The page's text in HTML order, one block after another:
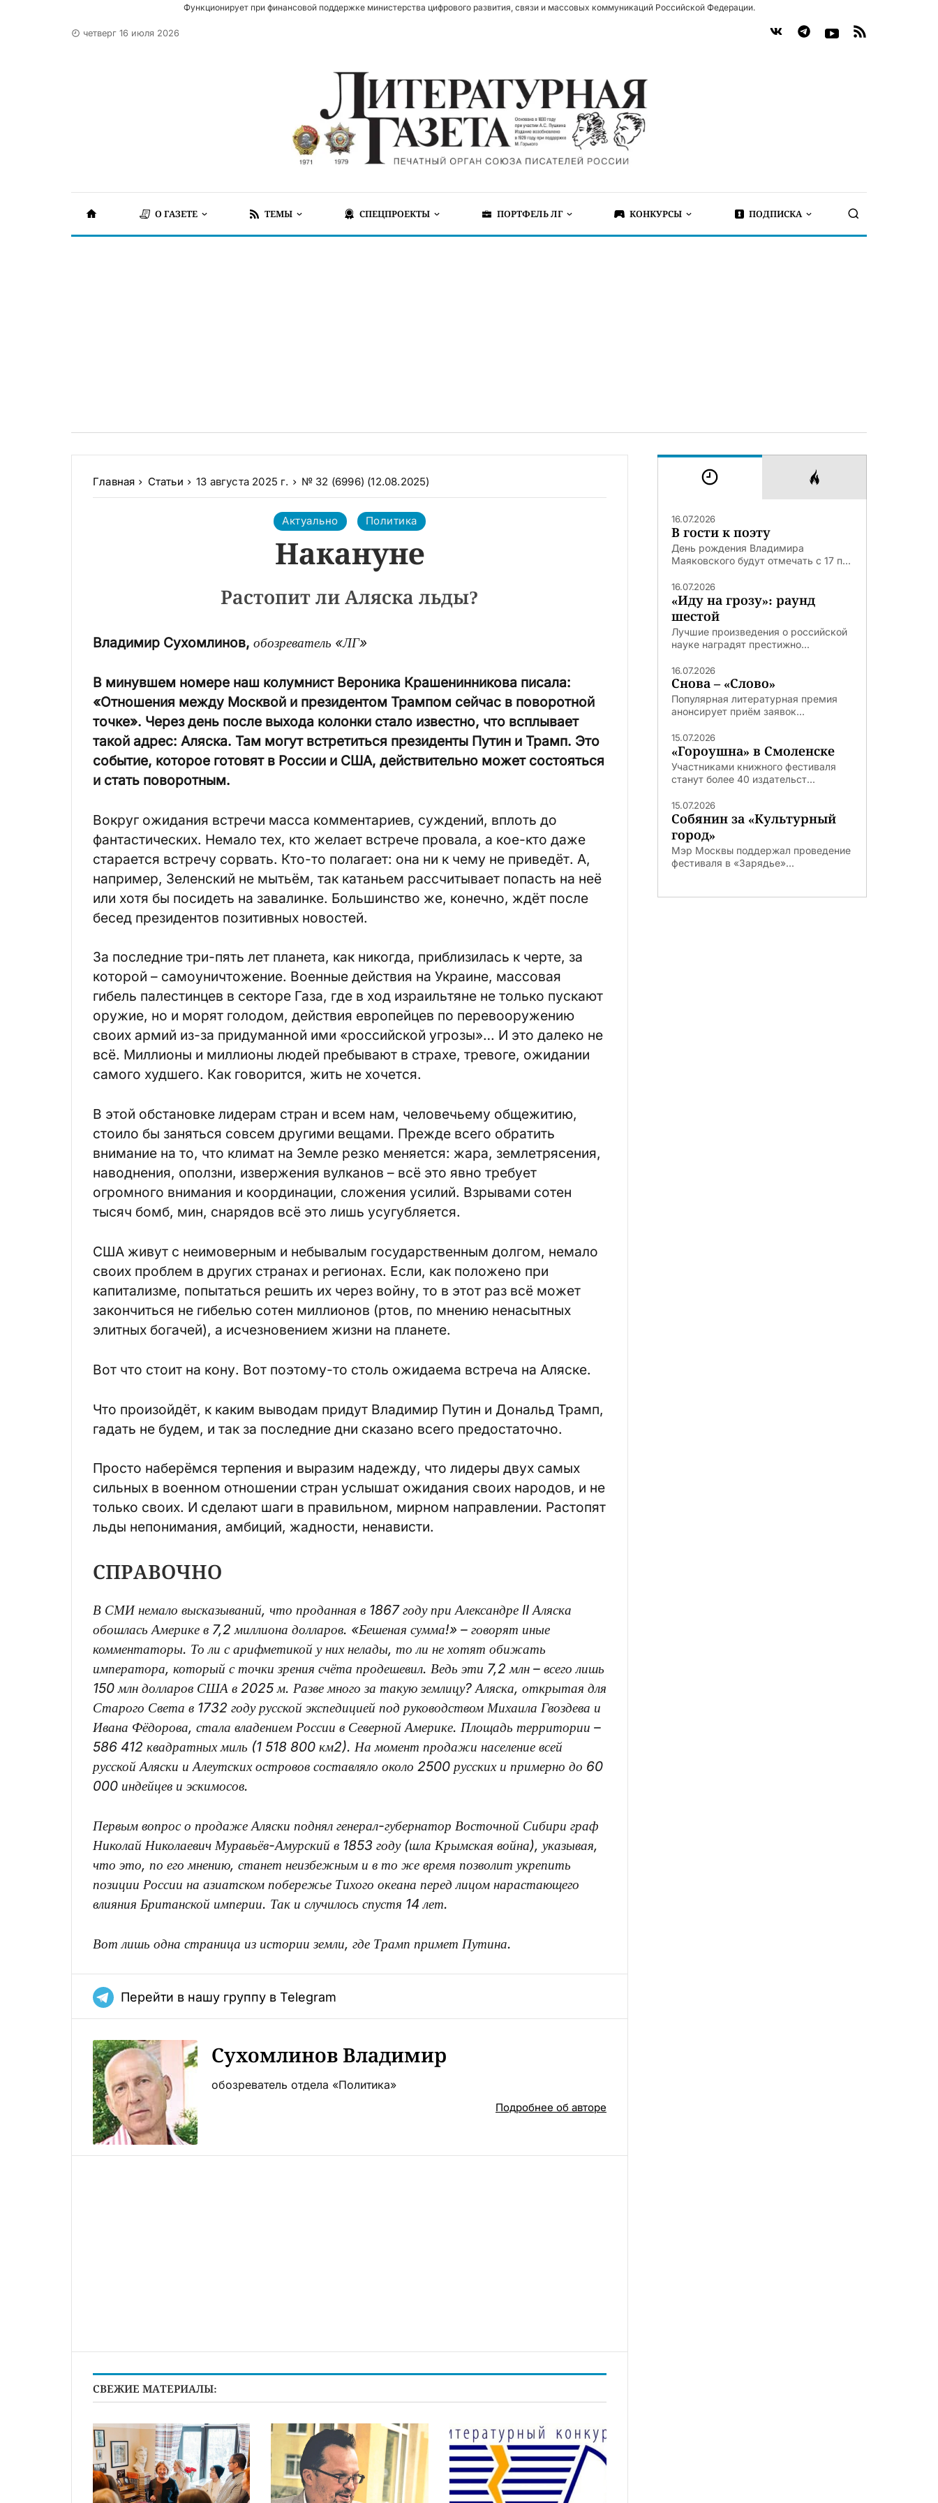
Функционирует при финансовой поддержке министерства цифрового развития, связи и массовых коммуникаций Российской Федерации.
четверг 16 июля 2026
О ГАЗЕТЕ ТЕМЫ СПЕЦПРОЕКТЫ ПОРТФЕЛЬ ЛГ КОНКУРСЫ ПОДПИСКА
Главная Статьи 13 августа 2025 г. № 32 (6996) (12.08.2025)
Актуально Политика
Накануне
Растопит ли Аляска льды?
Владимир Сухомлинов, обозреватель «ЛГ»
В минувшем номере наш колумнист Вероника Крашенинникова писала:
«Отношения между Москвой и президентом Трампом сейчас в поворотной
точке». Через день после выхода колонки стало известно, что всплывает
такой адрес: Аляска. Там могут встретиться президенты Путин и Трамп. Это
событие, которое готовят в России и США, действительно может состояться
и стать поворотным.
Вокруг ожидания встречи масса комментариев, суждений, вплоть до
фантастических. Немало тех, кто желает встрече провала, а кое-кто даже
старается встречу сорвать. Кто-то полагает: она ни к чему не приведёт. А,
например, Зеленский не мытьём, так катаньем рассчитывает попасть на неё
или хотя бы посидеть на завалинке. Большинство же, конечно, ждёт после
бесед президентов позитивных новостей.
За последние три-пять лет планета, как никогда, приблизилась к черте, за
которой – самоуничтожение. Военные действия на Украине, массовая
гибель палестинцев в секторе Газа, где в ход израильтяне не только пускают
оружие, но и морят голодом, действия европейцев по перевооружению
своих армий из-за придуманной ими «российской угрозы»… И это далеко не
всё. Миллионы и миллионы людей пребывают в страхе, тревоге, ожидании
самого худшего. Как говорится, жить не хочется.
В этой обстановке лидерам стран и всем нам, человечьему общежитию,
стоило бы заняться совсем другими вещами. Прежде всего обратить
внимание на то, что климат на Земле резко меняется: жара, землетрясения,
наводнения, оползни, извержения вулканов – всё это явно требует
огромного внимания и координации, сложения усилий. Взрывами сотен
тысяч бомб, мин, снарядов всё это лишь усугубляется.
США живут с неимоверным и небывалым государственным долгом, немало
своих проблем в других странах и регионах. Если, как положено при
капитализме, попытаться решить их через войну, то в этот раз всё может
закончиться не гибелью сотен миллионов (ртов, по мнению ненасытных
элитных богачей), а исчезновением жизни на планете.
Вот что стоит на кону. Вот поэтому-то столь ожидаема встреча на Аляске.
Что произойдёт, к каким выводам придут Владимир Путин и Дональд Трамп,
гадать не будем, и так за последние дни сказано всего предостаточно.
Просто наберёмся терпения и выразим надежду, что лидеры двух самых
сильных в военном отношении стран услышат ожидания своих народов, и не
только своих. И сделают шаги в правильном, мирном направлении. Растопят
льды непонимания, амбиций, жадности, ненависти.
СПРАВОЧНО
В СМИ немало высказываний, что проданная в 1867 году при Александре II Аляска
обошлась Америке в 7,2 миллиона долларов. «Бешеная сумма!» – говорят иные
комментаторы. То ли с арифметикой у них нелады, то ли не хотят обижать
императора, который с точки зрения счёта продешевил. Ведь эти 7,2 млн – всего лишь
150 млн долларов США в 2025 м. Разве много за такую землицу? Аляска, открытая для
Старого Света в 1732 году русской экспедицией под руководством Михаила Гвоздева и
Ивана Фёдорова, стала владением России в Северной Америке. Площадь территории –
586 412 квадратных миль (1 518 800 км2). На момент продажи население всей
русской Аляски и Алеутских островов составляло около 2500 русских и примерно до 60
000 индейцев и эскимосов.
Первым вопрос о продаже Аляски поднял генерал-губернатор Восточной Сибири граф
Николай Николаевич Муравьёв-Амурский в 1853 году (шла Крымская война), указывая,
что это, по его мнению, станет неизбежным и в то же время позволит укрепить
позиции России на азиатском побережье Тихого океана перед лицом нарастающего
влияния Британской империи. Так и случилось спустя 14 лет.
Вот лишь одна страница из истории земли, где Трамп примет Путина.
Перейти в нашу группу в Telegram
Сухомлинов Владимир
обозреватель отдела «Политика»
Подробнее об авторе
СВЕЖИЕ МАТЕРИАЛЫ:
16.07.2026
В гости к поэту
День рождения Владимира
Маяковского будут отмечать с 17 п...
16.07.2026
«Иду на грозу»: раунд
шестой
Лучшие произведения о российской
науке наградят престижно...
16.07.2026
Снова – «Слово»
Популярная литературная премия
анонсирует приём заявок...
15.07.2026
«Гороушна» в Смоленске
Участниками книжного фестиваля
станут более 40 издательст...
15.07.2026
Собянин за «Культурный
город»
Мэр Москвы поддержал проведение
фестиваля в «Зарядье»...